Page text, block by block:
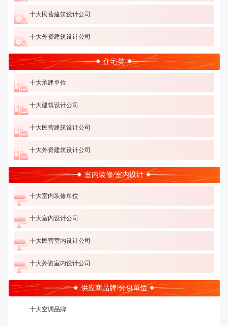
十大民营建筑设计公司
十大外资建筑设计公司
住宅类
十大承建单位
十大建筑设计公司
十大民营建筑设计公司
十大外资建筑设计公司
室内装修/室内设计
十大室内装修单位
十大室内设计公司
十大民营室内设计公司
十大外资室内设计公司
供应商品牌/分包单位
十大空调品牌